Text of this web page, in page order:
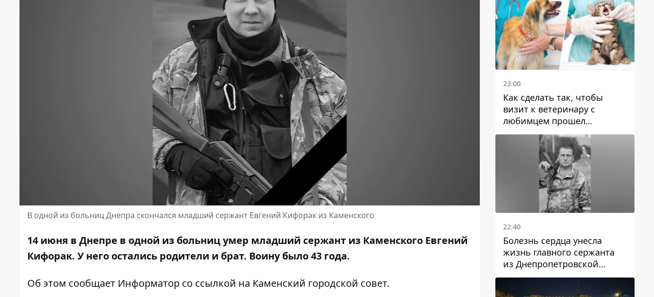
В одной из больниц Днепра скончался младший сержант Евгений Кифорак из Каменского
14 июня в Днепре в одной из больниц умер младший сержант из Каменского Евгений
Кифорак. У него остались родители и брат. Воину было 43 года.
Об этом сообщает Информатор со ссылкой на Каменский городской совет.
23:00
Как сделать так, чтобы
визит к ветеринару с
любимцем прошел
спокойно: простые советы
22:40
Болезнь сердца унесла
жизнь главного сержанта
из Днепропетровской
области Юрия Свистуна